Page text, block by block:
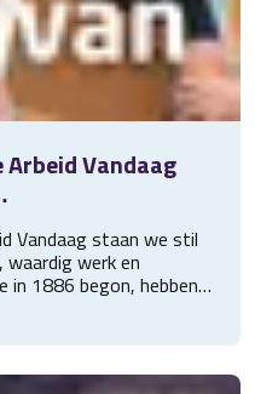
Arbeid Vandaag
Vandaag staan we stil
waardig werk en
in 1886 begon, hebben
en via ons werken te
het verschil!